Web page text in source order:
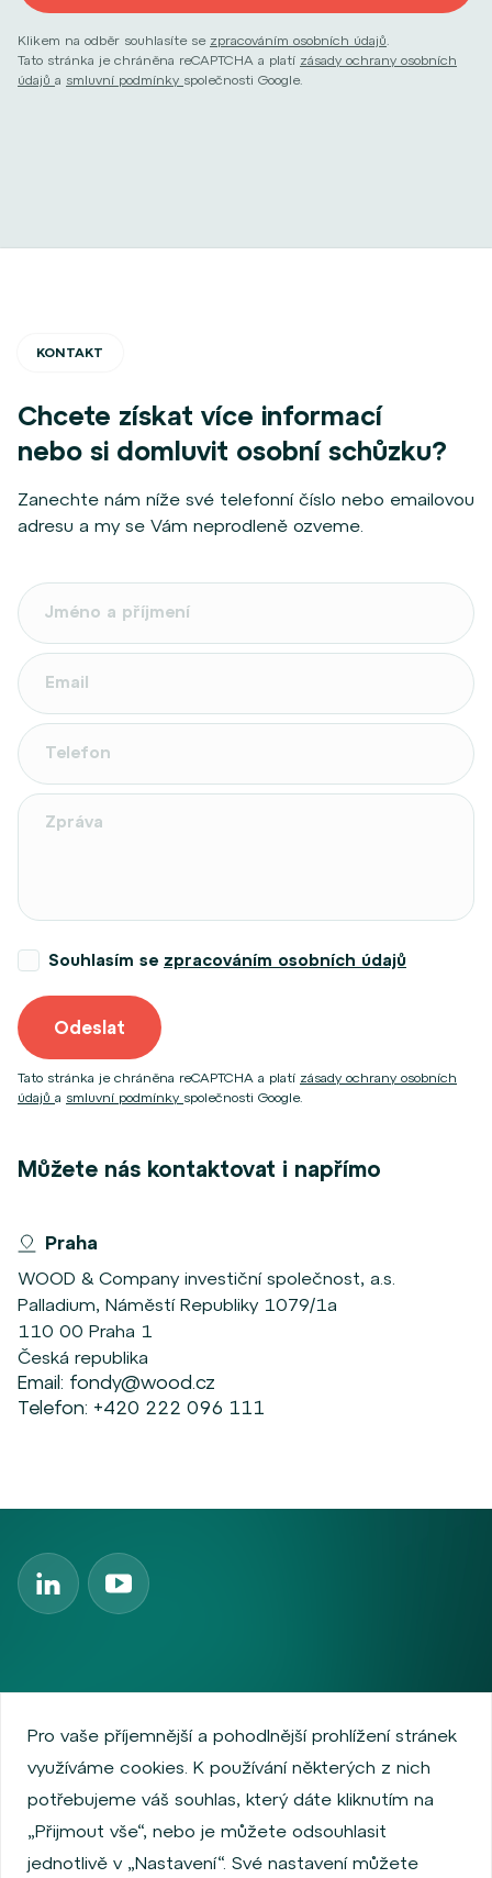
Klikem na odběr souhlasíte se zpracováním osobních údajů.
Tato stránka je chráněna reCAPTCHA a platí zásady ochrany osobních
údajů a smluvní podmínky společnosti Google.
KONTAKT
Chcete získat více informací
nebo si domluvit osobní schůzku?
Zanechte nám níže své telefonní číslo nebo emailovou
adresu a my se Vám neprodleně ozveme.
Odeslat
Souhlasím se zpracováním osobních údajů
Tato stránka je chráněna reCAPTCHA a platí zásady ochrany osobních
údajů a smluvní podmínky společnosti Google.
Můžete nás kontaktovat i napřímo
Praha
WOOD & Company investiční společnost, a.s.
Palladium, Náměstí Republiky 1079/1a
110 00 Praha 1
Česká republika
Email: fondy@wood.cz
Telefon: +420 222 096 111
Informace o emitentech
Podmínky užívání
O společnosti
Informace pro zákazníky
Pololetní zprávy Wood IS
Výroční zprávy Wood IS
Výroční zprávy Wood & Company SICAV
Pololetní zprávy Wood & Company SICAV
Pro vaše příjemnější a pohodlnější prohlížení stránek
využíváme cookies. K používání některých z nich
potřebujeme váš souhlas, který dáte kliknutím na
„Přijmout vše“, nebo je můžete odsouhlasit
jednotlivě v „Nastavení“. Své nastavení můžete